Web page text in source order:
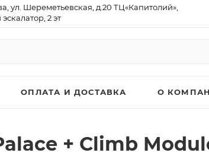
ул. Шереметьевская, д.20 ТЦ«Капитолий»,
2 эт
ОПЛАТА И ДОСТАВКА О
+ Climb